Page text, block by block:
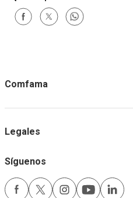
Comfama
Legales
Síguenos